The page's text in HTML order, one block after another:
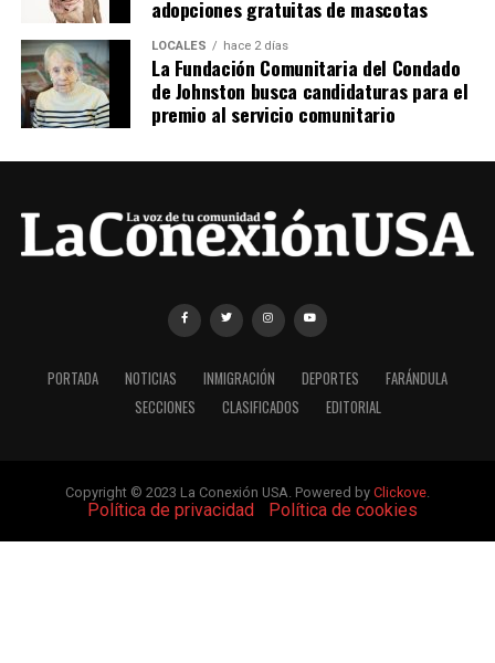
adopciones gratuitas de mascotas
LOCALES hace 2 días
La Fundación Comunitaria del Condado
de Johnston busca candidaturas para el
premio al servicio comunitario
PORTADA NOTICIAS INMIGRACIÓN DEPORTES
FARÁNDULA
SECCIONES
CLASIFICADOS EDITORIAL
Copyright © 2023 La Conexión USA. Powered by Clickove.
Política de privacidad| Política de cookies